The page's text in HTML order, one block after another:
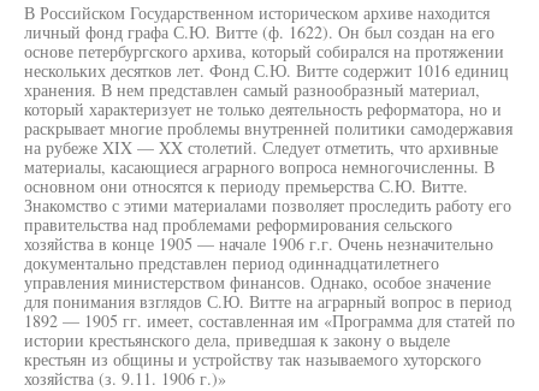
В Российском Государственном историческом архиве находится
личный фонд графа С.Ю. Витте (ф. 1622). Он был создан на его
основе петербургского архива, который собирался на протяжении
нескольких десятков лет. Фонд С.Ю. Витте содержит 1016 единиц
хранения. В нем представлен самый разнообразный материал,
который характеризует не только деятельность реформатора, но и
раскрывает многие проблемы внутренней политики самодержавия
на рубеже XIX — XX столетий. Следует отметить, что архивные
материалы, касающиеся аграрного вопроса немногочисленны. В
основном они относятся к периоду премьерства С.Ю. Витте.
Знакомство с этими материалами позволяет проследить работу его
правительства над проблемами реформирования сельского
хозяйства в конце 1905 — начале 1906 г.г. Очень незначительно
документально представлен период одиннадцатилетнего
управления министерством финансов. Однако, особое значение
для понимания взглядов С.Ю. Витте на аграрный вопрос в период
1892 — 1905 гг. имеет, составленная им «Программа для статей по
истории крестьянского дела, приведшая к закону о выделе
крестьян из общины и устройству так называемого хуторского
хозяйства (з. 9.11. 1906 г.)»